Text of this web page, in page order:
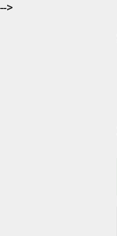
-->